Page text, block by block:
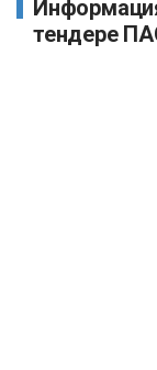
тендере